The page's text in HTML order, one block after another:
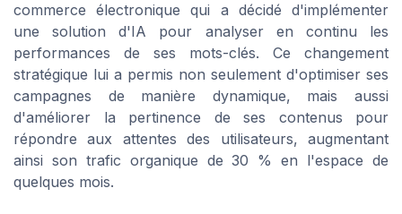
commerce électronique qui a décidé d'implémenter
une solution d'IA pour analyser en continu les
performances de ses mots-clés. Ce changement
stratégique lui a permis non seulement d'optimiser ses
campagnes de manière dynamique, mais aussi
d'améliorer la pertinence de ses contenus pour
répondre aux attentes des utilisateurs, augmentant
ainsi son trafic organique de 30 % en l'espace de
quelques mois.